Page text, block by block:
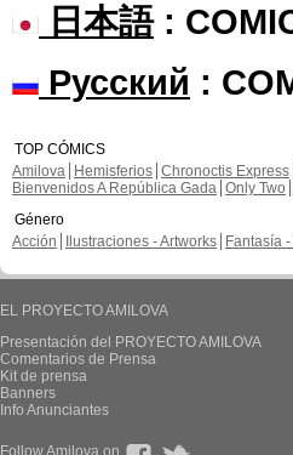
日本語:
Русский :
TOP CÓMICS
Amilova
Hemisferios Chronoctis Express
Bienvenidos A República Gada Only Two
Género
Acción
Ilustraciones - Artworks Fantasía
EL PROYECTO AMILOVA
Presentación del PROYECTO AMILOVA
Comentarios de Prensa
Kit de prensa
Banners
Info Anunciantes
Follow Amilova on